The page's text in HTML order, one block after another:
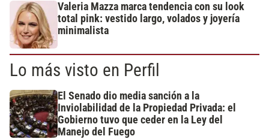
Valeria Mazza marca tendencia con su look
total pink: vestido largo, volados y joyería
minimalista
Lo más visto en Perfil
El Senado dio media sanción a la
Inviolabilidad de la Propiedad Privada: el
Gobierno tuvo que ceder en la Ley del
Manejo del Fuego